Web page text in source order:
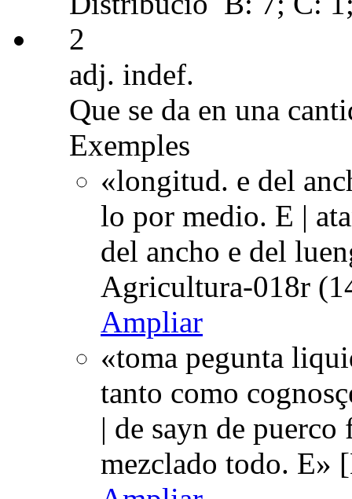
2
adj. indef.
Que se da en una
Exemples
«longitud. e del
lo por medio. E |
del ancho e del
Agricultura-018r
Ampliar
«toma pegunta
tanto como
| de sayn de puerco
mezclado todo.